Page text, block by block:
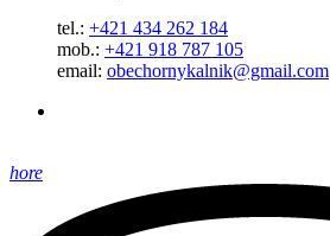
tel.: +421 434 262 184
mob.: +421 918 787 105
email: obechornykalnik@gmail.com
hore